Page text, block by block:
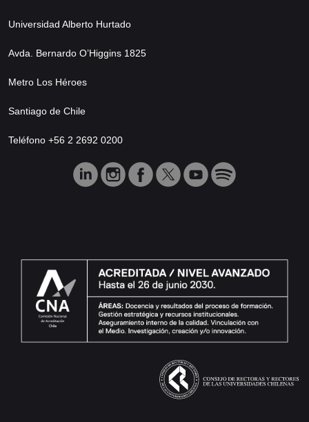
Universidad Alberto Hurtado
Avda. Bernardo O’Higgins 1825
Metro Los Héroes
Santiago de Chile
Teléfono +56 2 2692 0200